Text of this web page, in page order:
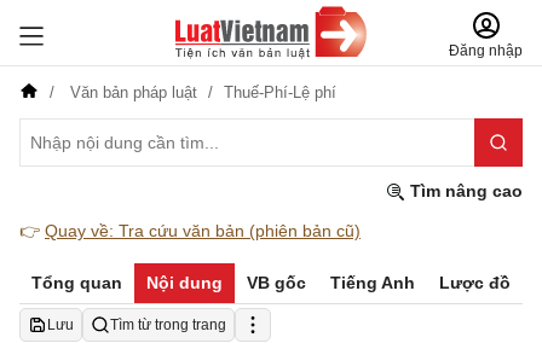
Đăng nhập
Văn bản pháp luật Thuế-Phí-Lệ phí
Tìm nâng cao
👉 Quay về: Tra cứu văn bản (phiên bản cũ)
Tổng quan Nội dung VB gốc Tiếng Anh Lược đồ
Lưu Tìm từ trong trang